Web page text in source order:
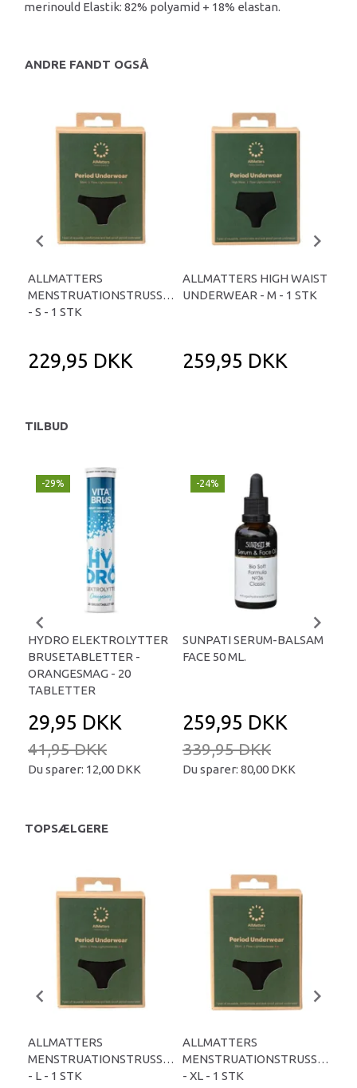
merinould Elastik: 82% polyamid + 18% elastan.
ANDRE FANDT OGSÅ
ALLMATTERS
MENSTRUATIONSTRUSSER
- S - 1 STK
229,95 DKK
ALLMATTERS HIGH WAIST
UNDERWEAR - M - 1 STK
259,95 DKK
TILBUD
-29%
HYDRO ELEKTROLYTTER
BRUSETABLETTER -
ORANGESMAG - 20
TABLETTER
29,95 DKK
41,95 DKK
Du sparer: 12,00 DKK
-24%
SUNPATI SERUM-BALSAM
FACE 50 ML.
259,95 DKK
339,95 DKK
Du sparer: 80,00 DKK
TOPSÆLGERE
ALLMATTERS
MENSTRUATIONSTRUSSER
- L - 1 STK
ALLMATTERS
MENSTRUATIONSTRUSSER
- XL - 1 STK